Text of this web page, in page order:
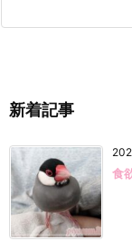
新着記事
食